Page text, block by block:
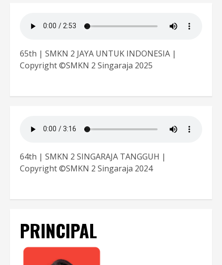
65th | SMKN 2 JAYA UNTUK INDONESIA |
Copyright ©SMKN 2 Singaraja 2025
64th | SMKN 2 SINGARAJA TANGGUH |
Copyright ©SMKN 2 Singaraja 2024
PRINCIPAL